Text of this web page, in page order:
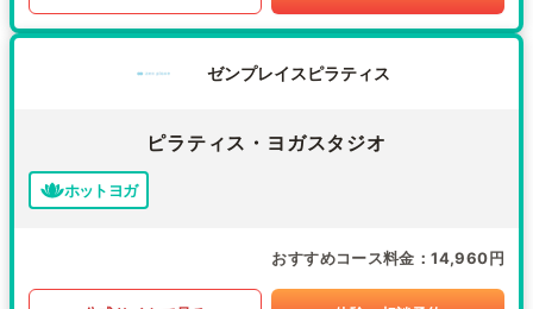
ゼンプレイスピラティス
ピラティス・ヨガスタジオ
ホットヨガ
おすすめコース料金 14,960円